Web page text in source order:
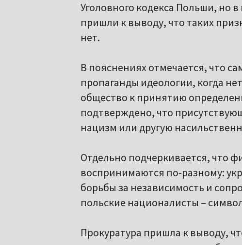
Уголовного кодекса Польши, но в
пришли к выводу, что таких
нет.
В пояснениях отмечается, что
пропаганды идеологии, когда
общество к принятию
подтверждено, что
нацизм или другую
Отдельно подчеркивается, что
воспринимаются по-разному:
борьбы за независимость и
польские националисты –
Прокуратура пришла к выводу,